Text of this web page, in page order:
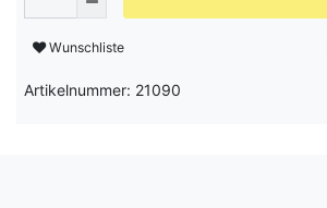
Wunschliste
Artikelnummer: 21090